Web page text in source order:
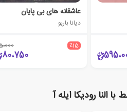
عاشقانه های بی پایان
دیانا باربو
٪15
80،750
النا رودیکا ایله آ